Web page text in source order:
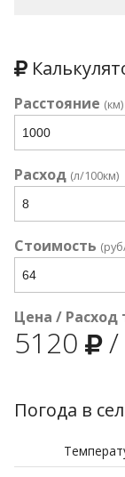
Расстояние (км)
Расход (л/100км)
Стоимость
Цена / Расход
5120 /
Погода в